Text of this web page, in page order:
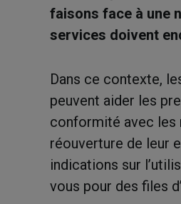
faisons face à une
services doivent
Dans ce contexte,
peuvent aider les
conformité avec les
réouverture de leur
indications sur
vous pour des files